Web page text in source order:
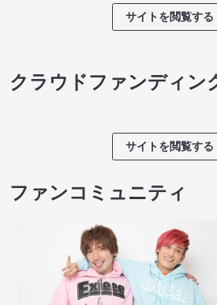
08/08 08:30 開場 09:00 開演
サイトを閲覧する
クラウドファンディング
サイトを閲覧する